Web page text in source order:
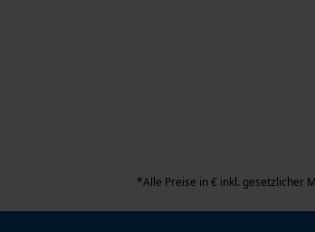
*Alle Preise in € inkl. gesetzlicher